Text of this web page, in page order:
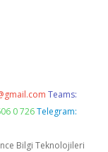
Teams:
0 726 Telegram:
Bilgi Teknolojileri